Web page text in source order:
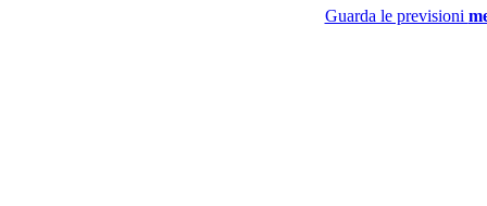
Guarda le previsioni